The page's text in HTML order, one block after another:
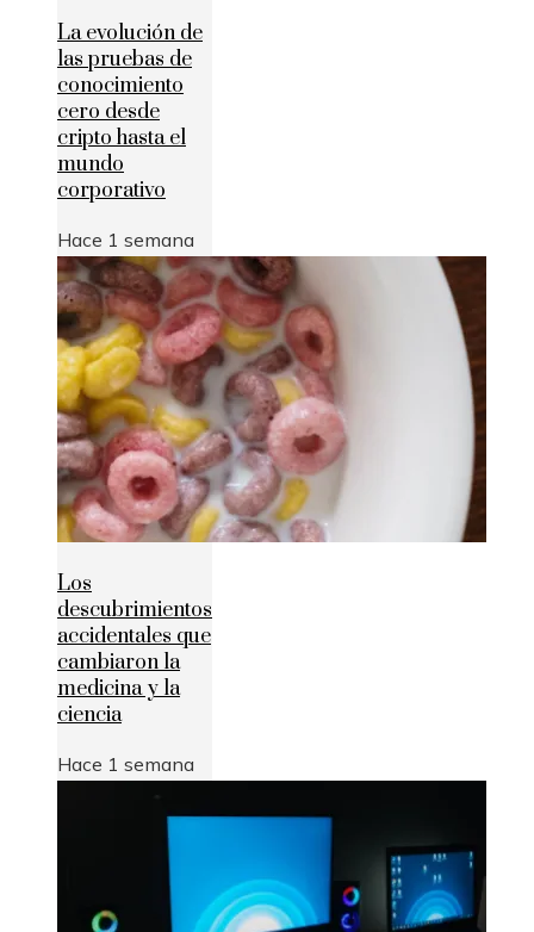
La evolución de
las pruebas de
conocimiento
cero desde
cripto hasta el
mundo
corporativo
Hace 1 semana
Los
descubrimientos
accidentales que
cambiaron la
medicina y la
ciencia
Hace 1 semana